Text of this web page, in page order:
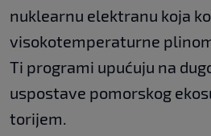
nuklearnu elektranu koja
visokotemperaturne
Ti programi upućuju na
uspostave pomorskog
torijem.